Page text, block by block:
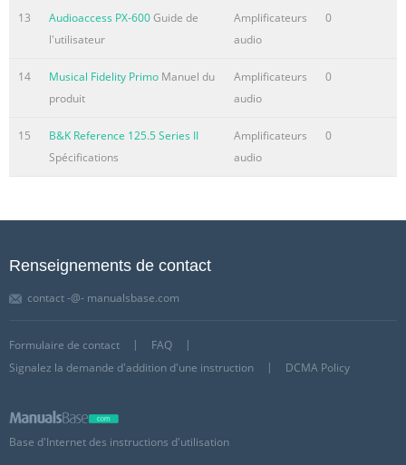
13 Audioaccess PX-600Guide de
l'utilisateur
Amplificateurs
audio
0
14 Musical Fidelity Primo Manuel du
produit
Amplificateurs
audio
0
15
B&K Reference 125.5 Series II
Spécifications
Amplificateurs
audio
0
Renseignements de contact
contact -@- manualsbase.com
Formulaire de contact
FAQ
Signalez la demande d'addition d'une instruction
DCMA Policy
Base d'Internet des instructions d'utilisation